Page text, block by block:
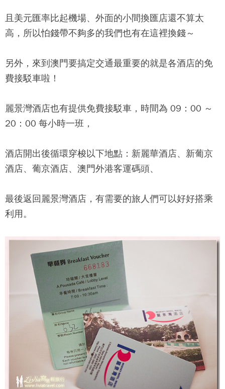
且美元匯率比起機場、外面的小間換匯店還不算太
高，所以怕錢帶不夠多的我們也有在這裡換錢～
另外，來到澳門要搞定交通最重要的就是各酒店的免
費接駁車啦！
麗景灣酒店也有提供免費接駁車，時間為 09：00 ～
20：00 每小時一班，
酒店開出後循環穿梭以下地點：新麗華酒店、新葡京
酒店、葡京酒店、澳門外港客運碼頭、
最後返回 麗景灣酒店 ，有需要的旅人們可以好好搭乘
利用。